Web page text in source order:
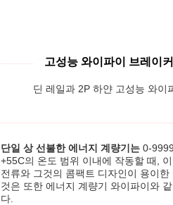
고성능 와이파이 브레이
딘 레일과 2P 하얀 고성능 와이
단일 상 선불한 에너지 계량기는 0-
+55C의 온도 범위 이내에 작동할 때,
전류와 그것의 콤팩트 디자인이 용이
것은 또한 에너지 계량기 와이파이와
다.